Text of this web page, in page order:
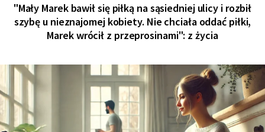
"Mały Marek bawił się piłką na sąsiedniej ulicy i rozbił
szybę u nieznajomej kobiety. Nie chciała oddać piłki,
Marek wrócił z przeprosinami": z życia